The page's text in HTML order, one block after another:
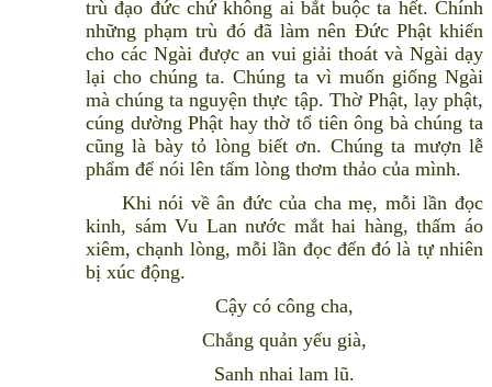
trù đạo đức chứ không ai bắt buộc ta hết. Chính
những phạm trù đó đã làm nên Đức Phật khiến
cho các Ngài được an vui giải thoát và Ngài dạy
lại cho chúng ta. Chúng ta vì muốn giống Ngài
mà chúng ta nguyện thực tập. Thờ Phật, lạy phật,
cúng dường Phật hay thờ tổ tiên ông bà chúng ta
cũng là bày tỏ lòng biết ơn. Chúng ta mượn lễ
phẩm để nói lên tấm lòng thơm thảo của mình.
Khi nói về ân đức của cha mẹ, mỗi lần đọc
kinh, sám Vu Lan nước mắt hai hàng, thấm áo
xiêm, chạnh lòng, mỗi lần đọc đến đó là tự nhiên
bị xúc động.
Cậy có công cha,
Chẳng quản yếu già,
Sanh nhai lam lũ.